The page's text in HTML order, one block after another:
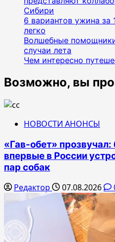
Сибири
6 вариантов ужина
легко
Волшебные
случаи лета
Чем интересно
Возможно, вы
НОВОСТИ АНОНСЫ
«Гав-обет»
впервые в России
пар собак
Редактор 07.08.2026